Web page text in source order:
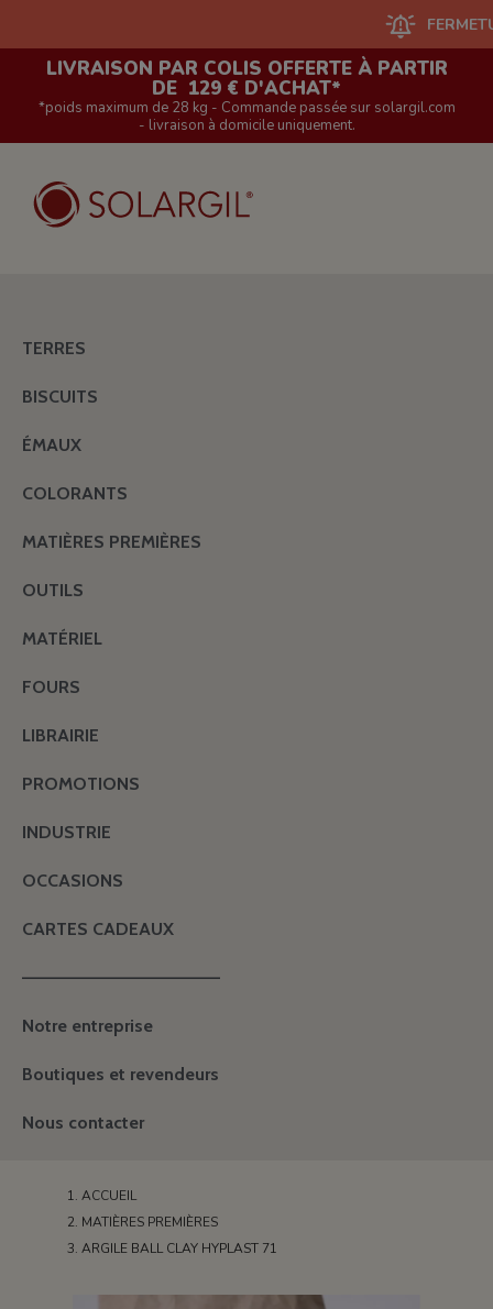
FERMETURE
LIVRAISON PAR COLIS OFFERTE À PARTIR
DE 129 € D'ACHAT*
*poids maximum de 28 kg - Commande passée sur solargil.com
- livraison à domicile uniquement.
TERRES
BISCUITS
ÉMAUX
COLORANTS
MATIÈRES PREMIÈRES
OUTILS
MATÉRIEL
FOURS
LIBRAIRIE
PROMOTIONS
INDUSTRIE
OCCASIONS
CARTES CADEAUX
———————————————
Notre entreprise
Boutiques et revendeurs
Nous contacter
ACCUEIL
MATIÈRES PREMIÈRES
ARGILE BALL CLAY HYPLAST 71